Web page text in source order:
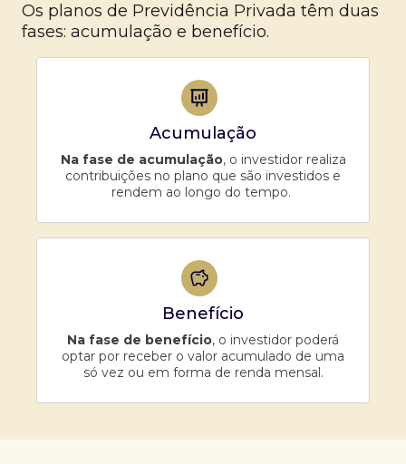
Os planos de Previdência Privada têm duas
fases: acumulação e benefício.
Acumulação
Na fase de acumulação, o investidor realiza
contribuições no plano que são investidos e
rendem ao longo do tempo.
Benefício
Na fase de benefício, o investidor poderá
optar por receber o valor acumulado de uma
só vez ou em forma de renda mensal.